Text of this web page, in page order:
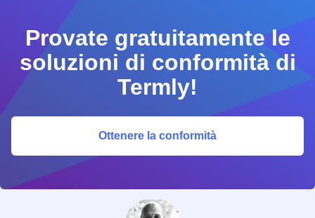
Provate gratuitamente le
soluzioni di conformità di
Termly!
Ottenere la conformità